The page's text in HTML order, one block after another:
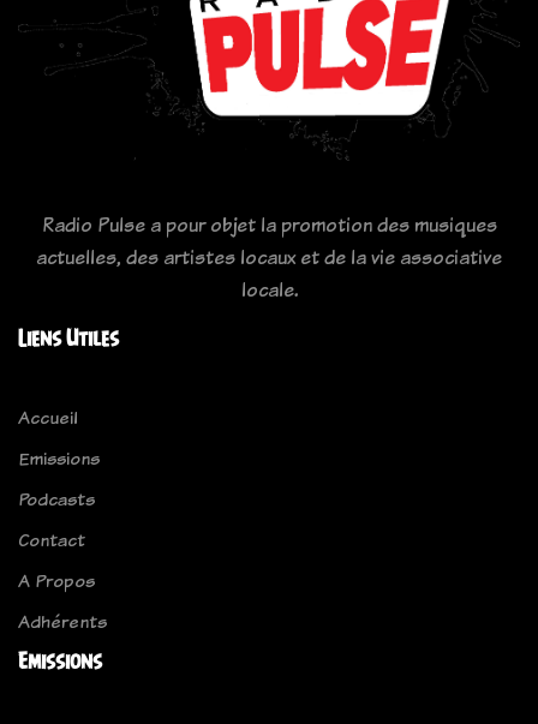
Radio Pulse a pour objet la promotion des musiques
actuelles, des artistes locaux et de la vie associative
locale.
Liens Utiles
Accueil
Emissions
Podcasts
Contact
A Propos
Adhérents
Emissions